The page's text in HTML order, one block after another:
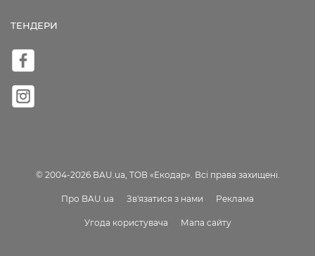
ТЕНДЕРИ
© 2004-2026 BAU.ua, ТОВ «Екодар». Всі права захищені.
Про BAU.ua Зв'язатися з нами Реклама
Угода користувача Мапа сайту